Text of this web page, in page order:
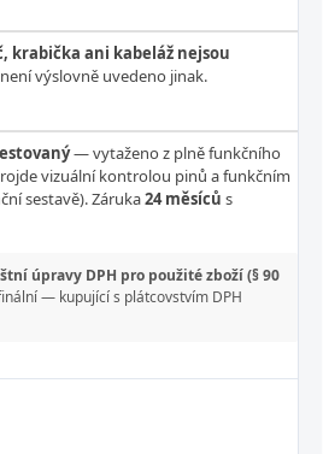
krabička ani kabeláž nejsou
výslovně uvedeno jinak.
— vytaženo z plně funkčního
vizuální kontrolou pinů a funkčním
sestavě). Záruka24 měsíců s
úpravy DPH pro použité zboží (§ 90
— kupující s plátcovstvím DPH